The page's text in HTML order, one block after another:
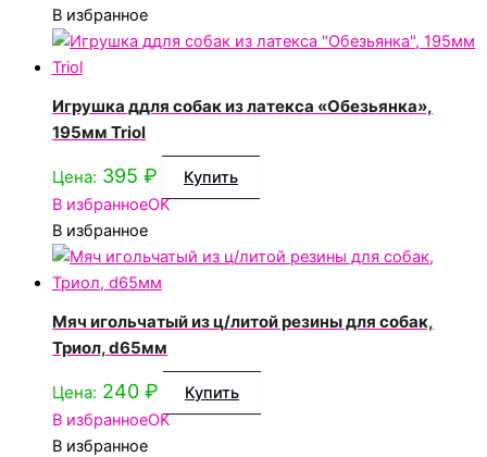
В избранное
Игрушка ддля собак из латекса «Обезьянка»,
195мм Triol
Цена: 395 ₽
Купить
В избранноеOK
В избранное
Мяч игольчатый из ц/литой резины для собак,
Триол, d65мм
Цена: 240 ₽
Купить
В избранноеOK
В избранное